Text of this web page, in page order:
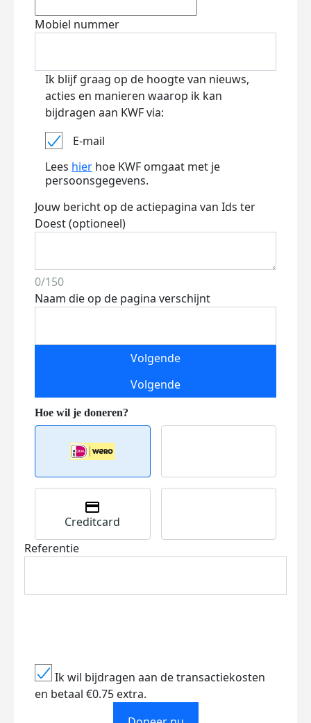
Mobiel nummer
Ik blijf graag op de hoogte van nieuws,
acties en manieren waarop ik kan
bijdragen aan KWF via:
E-mail
Lees hier hoe KWF omgaat met je
persoonsgegevens.
Jouw bericht op de actiepagina van Ids ter
Doest (optioneel)
0/150
Naam die op de pagina verschijnt
Volgende
Volgende
Creditcard
Referentie
Ik wil bijdragen aan de transactiekosten
en betaal €0.75 extra.